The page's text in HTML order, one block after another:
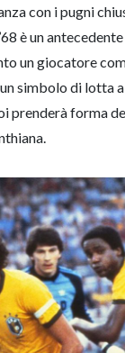
con i pugni
è un
un giocatore
simbolo di lotta
prenderà forma